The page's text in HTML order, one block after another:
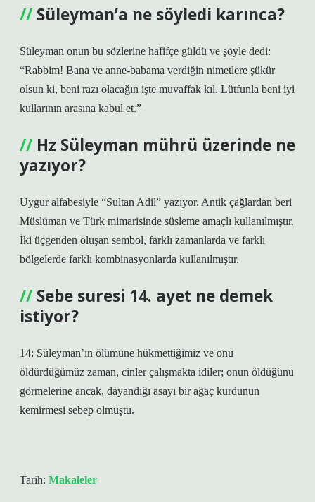
Süleyman’a ne söyledi karınca?
Süleyman onun bu sözlerine hafifçe güldü ve şöyle dedi:
“Rabbim! Bana ve anne-babama verdiğin nimetlere şükür
olsun ki, beni razı olacağın işte muvaffak kıl. Lütfunla beni iyi
kullarının arasına kabul et.”
Hz Süleyman mührü üzerinde ne
yazıyor?
Uygur alfabesiyle “Sultan Adil” yazıyor. Antik çağlardan beri
Müslüman ve Türk mimarisinde süsleme amaçlı kullanılmıştır.
İki üçgenden oluşan sembol, farklı zamanlarda ve farklı
bölgelerde farklı kombinasyonlarda kullanılmıştır.
Sebe suresi 14. ayet ne demek
istiyor?
14: Süleyman’ın ölümüne hükmettiğimiz ve onu
öldürdüğümüz zaman, cinler çalışmakta idiler; onun öldüğünü
görmelerine ancak, dayandığı asayı bir ağaç kurdunun
kemirmesi sebep olmuştu.
Tarih: Makaleler